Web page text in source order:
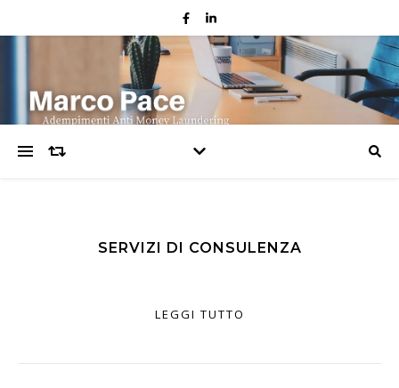
SERVIZI DI CONSULENZA
LEGGI TUTTO